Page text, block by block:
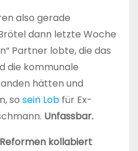
also gerade
dann letzte Woche
Partner lobte, die das
die kommunale
hätten und
so sein Lob für Ex-
Unfassbar.
kollabiert